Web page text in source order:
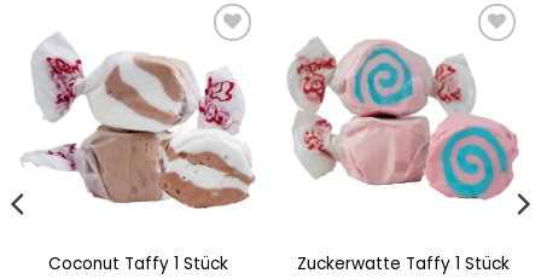
wishlist
Coconut Taffy 1 Stück
Add to
wishlist
Zuckerwatte Taffy 1 Stück